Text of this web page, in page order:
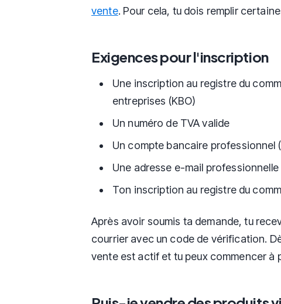
vente. Pour cela, tu dois remplir
Exigences pour l'inscription
Une inscription au registre du
entreprises (KBO)
Un numéro de TVA valide
Un compte bancaire professionnel
Une adresse e-mail professionnelle
Ton inscription au registre du
Après avoir soumis ta demande, tu
courrier avec un code de vérification.
vente est actif et tu peux commencer à